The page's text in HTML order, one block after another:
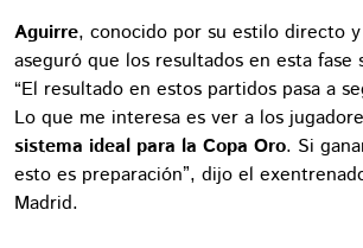
Aguirre, conocido por su estilo directo
aseguró que los resultados en esta fase
“El resultado en estos partidos pasa a
Lo que me interesa es ver a los
sistema ideal para la Copa Oro. Si
esto es preparación”, dijo el
Madrid.